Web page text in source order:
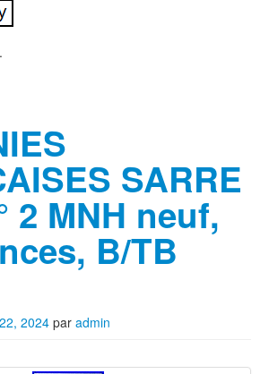
.
SARRE
2 MNH neuf,
B/TB
2024 par admin